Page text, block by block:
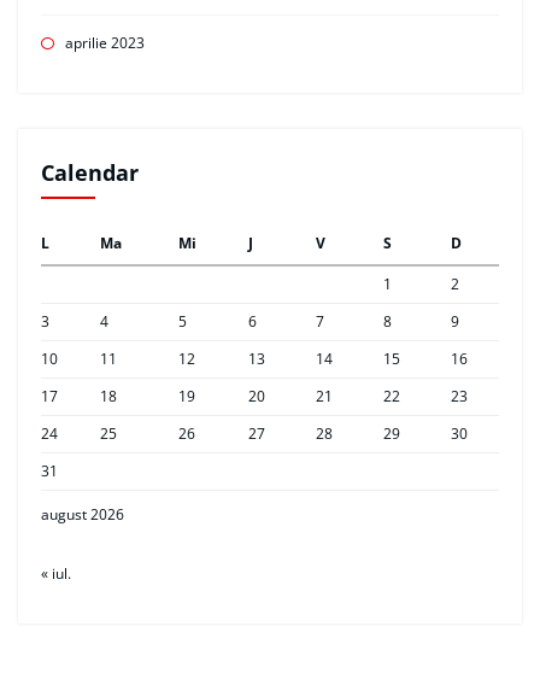
aprilie 2023
Calendar
august 2026
L Ma Mi J V S
D
1
2
3
4 5 6 7 8
9
10
11 12 13 14 15
16
17
18 19 20 21 22
23
24
25 26 27 28 29
30
31
« iul.